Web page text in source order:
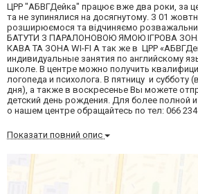
ЦРР "АБВГДейка" працює вже два роки, за
та не зупинялися на досягнутому. З 01
розширюємося та відчиняємо
БАТУТИ З ПАРАЛОНОВОЮ ЯМОЮ ІГРОВА
КАВА ТА ЗОНА WI-FI А так же в ЦРР
индивидуальные занятия по английскому
школе. В центре можно получить
логопеда и психолога. В пятницу и субботу
дня), а также в воскресенье Вы можете
детский день рождения. Для более полной
о нашем центре обращайтесь по тел: 066 234
Показати повний опис